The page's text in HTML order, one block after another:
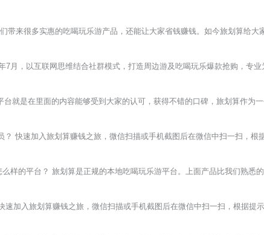
带来很多实惠的吃喝玩乐游产品，还能让大家省钱赚钱。如今旅划算给大
7月，以互联网思维结合社群模式，打造周边游及吃喝玩乐爆款抢购，专业
台就是在里面的内容能够受到大家的认可，获得不错的口碑，旅划算作为
？ 快速加入旅划算赚钱之旅，微信扫描或手机截图后在微信中扫一扫，根
样的平台？ 旅划算是正规的本地吃喝玩乐游平台。上面产品比我们熟悉
速加入旅划算赚钱之旅，微信扫描或手机截图后在微信中扫一扫，根据提